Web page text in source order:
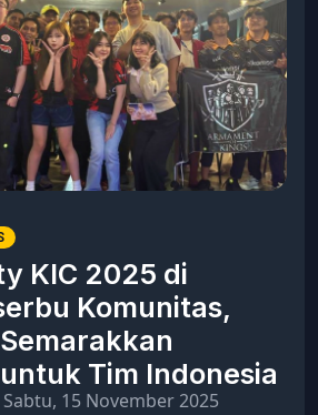
KIC 2025 di
Komunitas,
Tim Indonesia
Sabtu, 15 November 2025